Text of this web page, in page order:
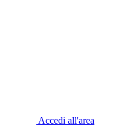
Accedi all'area